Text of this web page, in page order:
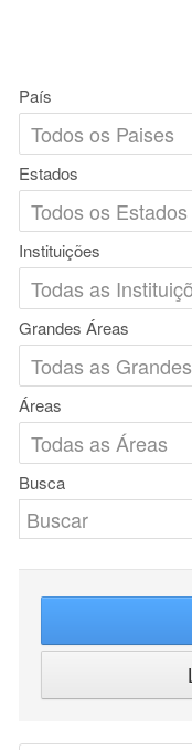
País
Estados
Instituições
Grandes Áreas
Áreas
Busca